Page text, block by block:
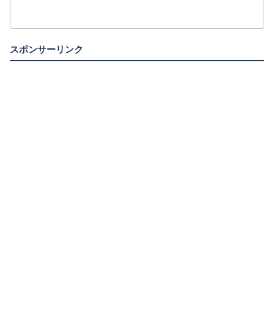
スポンサーリンク